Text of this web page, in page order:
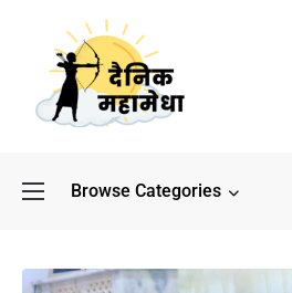
Browse Categories